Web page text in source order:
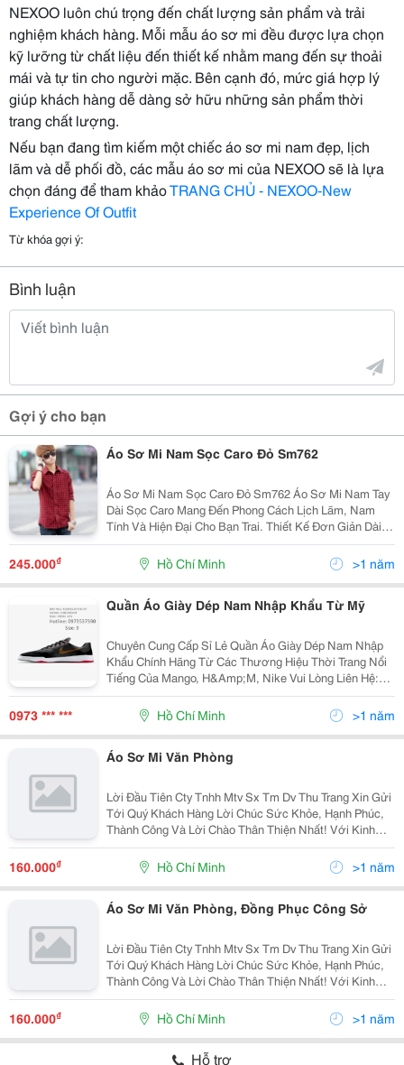
NEXOO luôn chú trọng đến chất lượng sản phẩm và trải
nghiệm khách hàng. Mỗi mẫu áo sơ mi đều được lựa chọn
kỹ lưỡng từ chất liệu đến thiết kế nhằm mang đến sự thoải
mái và tự tin cho người mặc. Bên cạnh đó, mức giá hợp lý
giúp khách hàng dễ dàng sở hữu những sản phẩm thời
trang chất lượng.
Nếu bạn đang tìm kiếm một chiếc áo sơ mi nam đẹp, lịch
lãm và dễ phối đồ, các mẫu áo sơ mi của NEXOO sẽ là lựa
chọn đáng để tham khảoTRANG CHỦ - NEXOO-New
Experience Of Outfit
Từ khóa gợi ý:
Bình luận
Gợi ý cho bạn
Áo Sơ Mi Nam Sọc Caro Đỏ Sm762
Áo Sơ Mi Nam Sọc Caro Đỏ Sm762 Áo Sơ Mi Nam Tay
Dài Sọc Caro Mang Đến Phong Cách Lịch Lãm, Nam
Tính Và Hiện Đại Cho Bạn Trai. Thiết Kế Đơn Giản Dài
Giúp Bạn Nam Tạo Vẻ Ngoài Sang Trọng, Lịch Sự Đến
Công Sở. Áo Phối Sọc Caro Trẻ Trung, Thể Hi
245.000₫ Hồ Chí Minh >1 năm
Quần Áo Giày Dép Nam Nhập Khẩu Từ Mỹ
Chuyên Cung Cấp Sỉ Lẻ Quần Áo Giày Dép Nam Nhập
Khẩu Chính Hãng Từ Các Thương Hiệu Thời Trang Nổi
Tiếng Của Mango, H&Amp;M, Nike Vui Lòng Liên Hệ:
0973537390 Địa Chỉ 302/02 Nơ Trang Long , Bình
Thạnh, Tp Hcm
0973 *** *** Hồ Chí Minh >1 năm
Áo Sơ Mi Văn Phòng
Lời Đầu Tiên Cty Tnhh Mtv Sx Tm Dv Thu Trang Xin Gửi
Tới Quý Khách Hàng Lời Chúc Sức Khỏe, Hạnh Phúc,
Thành Công Và Lời Chào Thân Thiện Nhất! Với Kinh
Nhiệm Nhiều Năm Làm Trong Ngành May.chúng Tôi
Muốn Mang Đến Cho Quý Khách Với Mức Giá Cạnh
160.000₫ Hồ Chí Minh >1 năm
Áo Sơ Mi Văn Phòng, Đồng Phục Công Sở
Lời Đầu Tiên Cty Tnhh Mtv Sx Tm Dv Thu Trang Xin Gửi
Tới Quý Khách Hàng Lời Chúc Sức Khỏe, Hạnh Phúc,
Thành Công Và Lời Chào Thân Thiện Nhất! Với Kinh
Nhiệm Nhiều Năm Làm Trong Ngành May.chúng Tôi
Muốn Mang Đến Cho Quý Khách Với Mức Giá Cạnh
160.000₫ Hồ Chí Minh >1 năm
Hỗ trợ